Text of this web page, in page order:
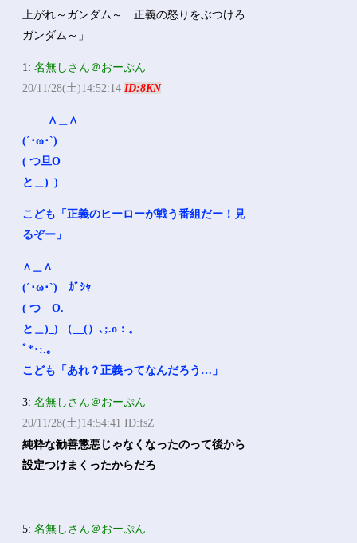
1:名無しさん＠おーぷん
20/11/28(土)14:52:14ID:8KN
∧＿∧
(´･ω･`)
( つ旦O
と＿)_)
こども「正義のヒーローが戦う番組だー！見
るぞー」
∧＿∧
(´･ω･`) ｶﾞｼｬ
( つ O. __
と＿)_) （__(）､;.o：。
ﾟ*･:.｡
こども「あれ？正義ってなんだろう…」
3:名無しさん＠おーぷん
20/11/28(土)14:54:41 ID:fsZ
純粋な勧善懲悪じゃなくなったのって後から
設定つけまくったからだろ
5:名無しさん＠おーぷん